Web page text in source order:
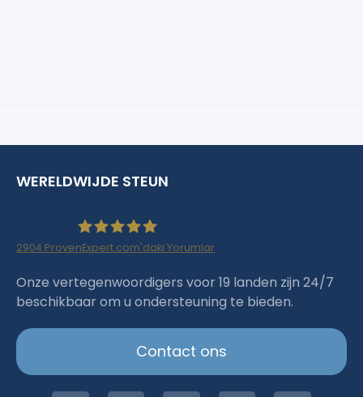
WERELDWIJDE STEUN
Haartransplantation Istanbul |Dr.Acar aus
Istanbul
2904 ProvenExpert.com'daki Yorumlar
Onze vertegenwoordigers voor 19 landen zijn 24/7
beschikbaar om u ondersteuning te bieden.
Contact ons